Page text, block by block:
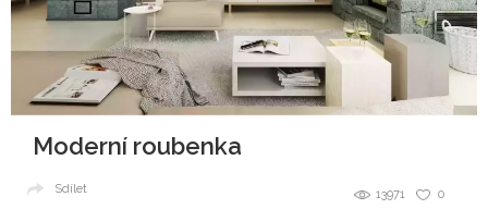
Moderní roubenka
0
13971
Sdílet